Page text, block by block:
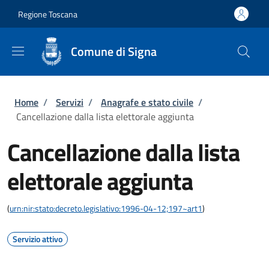
Regione Toscana
Comune di Signa
Briciole di pane
Home / Servizi / Anagrafe e stato civile /
Cancellazione dalla lista elettorale aggiunta
Cancellazione dalla lista
elettorale aggiunta
(urn:nir:stato:decreto.legislativo:1996-04-12;197~art1)
Servizio attivo